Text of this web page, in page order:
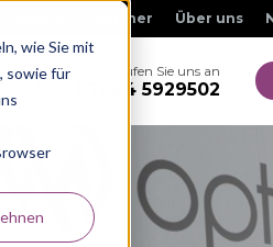
wie Sie mit
sowie für
Partner Über uns
Rufen Sie uns an
07084 5929502